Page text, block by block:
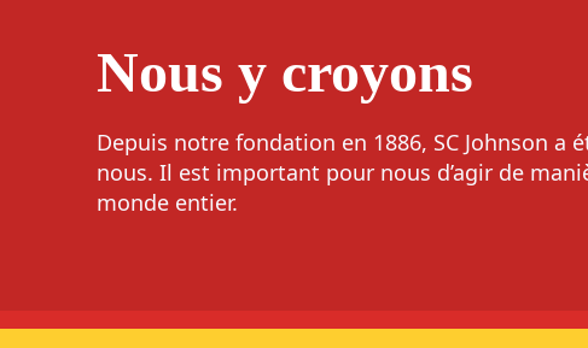
Nous y croyons
Depuis notre fondation en 1886, SC Johnson
nous. Il est important pour nous d’agir de
monde entier.